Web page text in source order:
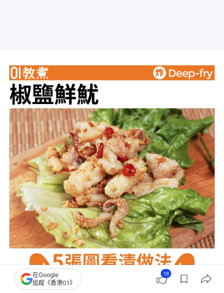
椒鹽鮮魷食譜
在Google
追蹤《香港01》
18